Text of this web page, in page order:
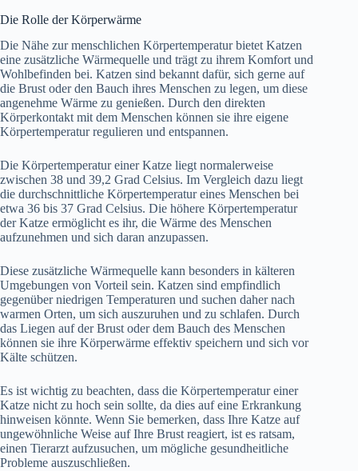
Die Rolle der Körperwärme
Die Nähe zur menschlichen Körpertemperatur bietet Katzen
eine zusätzliche Wärmequelle und trägt zu ihrem Komfort und
Wohlbefinden bei. Katzen sind bekannt dafür, sich gerne auf
die Brust oder den Bauch ihres Menschen zu legen, um diese
angenehme Wärme zu genießen. Durch den direkten
Körperkontakt mit dem Menschen können sie ihre eigene
Körpertemperatur regulieren und entspannen.
Die Körpertemperatur einer Katze liegt normalerweise
zwischen 38 und 39,2 Grad Celsius. Im Vergleich dazu liegt
die durchschnittliche Körpertemperatur eines Menschen bei
etwa 36 bis 37 Grad Celsius. Die höhere Körpertemperatur
der Katze ermöglicht es ihr, die Wärme des Menschen
aufzunehmen und sich daran anzupassen.
Diese zusätzliche Wärmequelle kann besonders in kälteren
Umgebungen von Vorteil sein. Katzen sind empfindlich
gegenüber niedrigen Temperaturen und suchen daher nach
warmen Orten, um sich auszuruhen und zu schlafen. Durch
das Liegen auf der Brust oder dem Bauch des Menschen
können sie ihre Körperwärme effektiv speichern und sich vor
Kälte schützen.
Es ist wichtig zu beachten, dass die Körpertemperatur einer
Katze nicht zu hoch sein sollte, da dies auf eine Erkrankung
hinweisen könnte. Wenn Sie bemerken, dass Ihre Katze auf
ungewöhnliche Weise auf Ihre Brust reagiert, ist es ratsam,
einen Tierarzt aufzusuchen, um mögliche gesundheitliche
Probleme auszuschließen.